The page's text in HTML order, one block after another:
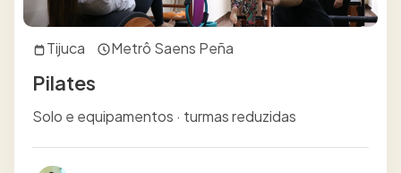
Tijuca Metrô Saens Peña
Pilates
Solo e equipamentos · turmas reduzidas